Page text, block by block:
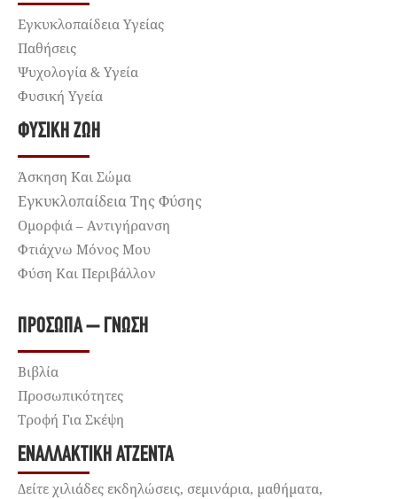
Εγκυκλοπαίδεια Υγείας
Παθήσεις
Ψυχολογία & Υγεία
Φυσική Υγεία
ΦΥΣΙΚΉ ΖΩΉ
Άσκηση Και Σώμα
Εγκυκλοπαίδεια Της Φύσης
Ομορφιά – Αντιγήρανση
Φτιάχνω Μόνος Μου
Φύση Και Περιβάλλον
ΠΡΌΣΩΠΑ – ΓΝΏΣΗ
Βιβλία
Προσωπικότητες
Τροφή Για Σκέψη
ΕΝΑΛΛΑΚΤΙΚΉ ΑΤΖΈΝΤΑ
Δείτε χιλιάδες εκδηλώσεις, σεμινάρια, μαθήματα,